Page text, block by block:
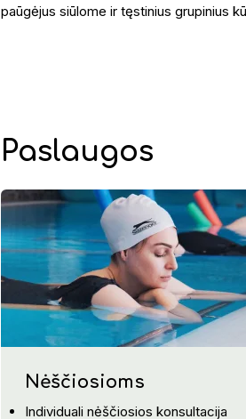
paūgėjus siūlome ir tęstinius grupinius
Paslaugos
Nėščiosioms
Individuali nėščiosios konsultacija